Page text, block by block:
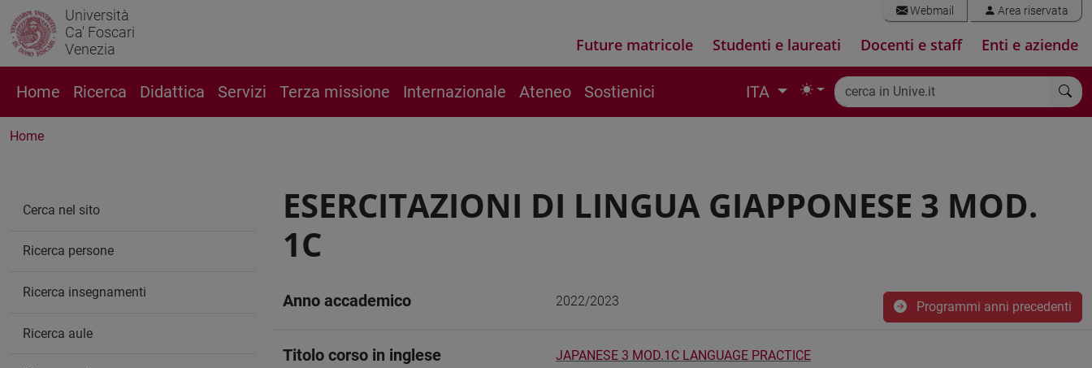
Università
Ca' Foscari
Venezia
Webmail Area riservata
Future matricole Studenti e laureati Docenti e staff Enti e aziende
Home Ricerca Didattica Servizi Terza missione Internazionale Ateneo Sostienici ITA
Home
ESERCITAZIONI DI LINGUA GIAPPONESE 3 MOD.
1C
Anno accademico 2022/2023 Programmi anni precedenti
Titolo corso in inglese JAPANESE 3 MOD.1C LANGUAGE PRACTICE
Cerca nel sito
Ricerca persone
Ricerca insegnamenti
Ricerca aule